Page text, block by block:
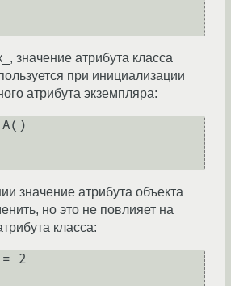
значение атрибута класса
при инициализации
атрибута экземпляра:
значение атрибута объекта
но это не повлияет на
класса:
2